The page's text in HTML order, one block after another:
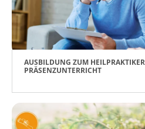
AUSBILDUNG ZUM
PRÄSENZUNTERRICHT